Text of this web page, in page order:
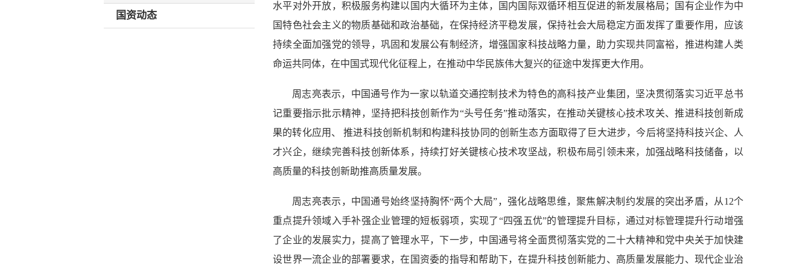
国资动态
水平对外开放，积极服务构建以国内大循环为主体，国内国际双循环相互促进的新发展格局；国有企业作为中
国特色社会主义的物质基础和政治基础，在保持经济平稳发展，保持社会大局稳定方面发挥了重要作用，应该
持续全面加强党的领导，巩固和发展公有制经济，增强国家科技战略力量，助力实现共同富裕，推进构建人类
命运共同体，在中国式现代化征程上，在推动中华民族伟大复兴的征途中发挥更大作用。
周志亮表示，中国通号作为一家以轨道交通控制技术为特色的高科技产业集团，坚决贯彻落实习近平总书
记重要指示批示精神，坚持把科技创新作为“头号任务”推动落实，在推动关键核心技术攻关、推进科技创新成
果的转化应用、 推进科技创新机制和构建科技协同的创新生态方面取得了巨大进步，今后将坚持科技兴企、人
才兴企，继续完善科技创新体系，持续打好关键核心技术攻坚战，积极布局引领未来，加强战略科技储备，以
高质量的科技创新助推高质量发展。
周志亮表示，中国通号始终坚持胸怀“两个大局”，强化战略思维，聚焦解决制约发展的突出矛盾，从12个
重点提升领域入手补强企业管理的短板弱项，实现了“四强五优”的管理提升目标，通过对标管理提升行动增强
了企业的发展实力，提高了管理水平，下一步，中国通号将全面贯彻落实党的二十大精神和党中央关于加快建
设世界一流企业的部署要求，在国资委的指导和帮助下，在提升科技创新能力、高质量发展能力、现代企业治